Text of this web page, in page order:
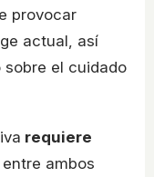
provocar
actual, así
el cuidado
requiere
entre ambos